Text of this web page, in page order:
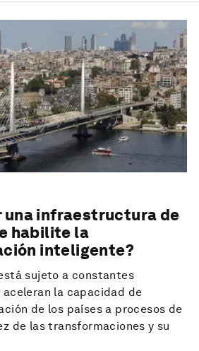
una infraestructura de
habilite la
inteligente?
sujeto a constantes
aceleran la capacidad de
de los países a procesos de
de las transformaciones y su